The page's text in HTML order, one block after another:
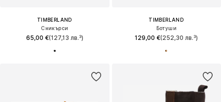
TIMBERLAND
Сникърси
65,00 €(127,13 лв.³)
TIMBERLAND
Ботуши
129,00 €(252,30 лв.³)